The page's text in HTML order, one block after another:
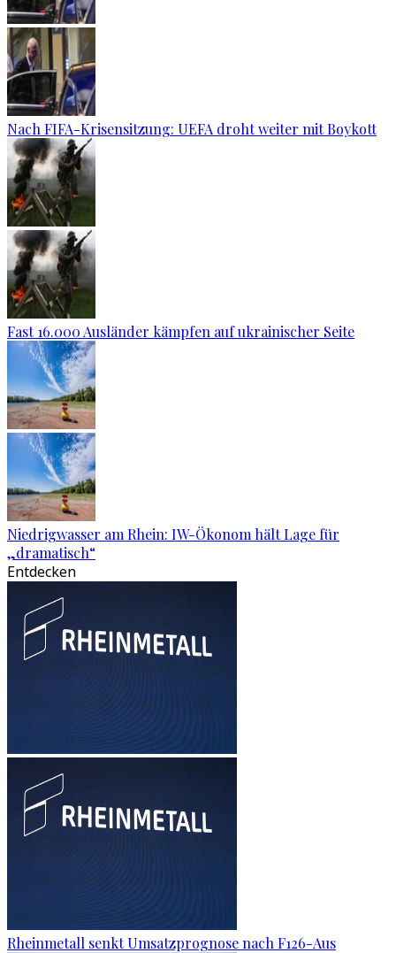
Nach FIFA-Krisensitzung: UEFA droht weiter mit Boykott
Fast 16.000 Ausländer kämpfen auf ukrainischer Seite
Niedrigwasser am Rhein: IW-Ökonom hält Lage für
„dramatisch“
Entdecken
Rheinmetall senkt Umsatzprognose nach F126-Aus